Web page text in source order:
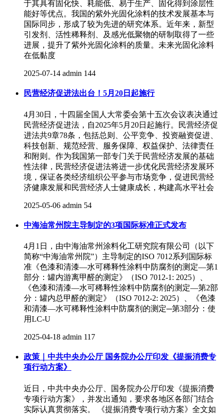
于其具有固化快、耗能低、易于生产、固化得到涂层性
能好等优点。我国的紫外光固化涂料的技术发展基本与
国际同步，形成了较为先进的研究体系。近年来，新型
引发剂、活性稀释剂、及感光低聚物的研制取得了一些
进展，提升了紫外光固化涂料的质量。未来光固化涂料
在低黏度
2025-07-14 admin 144
民营经济促进法出台！5月20日起施行
4月30日，十四届全国人大常委会第十五次会议表决通过
民营经济促进法，自2025年5月20日起施行。民营经济促
进法共9章78条，包括总则、公平竞争、投资融资促进、
科技创新、规范经营、服务保障、权益保护、法律责任
和附则。作为我国第一部专门关于民营经济发展的基础
性法律，民营经济促进法将进一步优化民营经济发展环
境，保证各类经济组织公平参与市场竞争，促进民营经
济健康发展和民营经济人士健康成长，构建高水平社会
2025-05-06 admin 54
中海油常州院主导制定的3项国际标准正式发布
4月1日，由中海油常州涂料化工研究院有限公司（以下
简称“中海油常州院”）主导制定的ISO 7012系列国际标
准《色漆和清漆—水可稀释性涂料中防腐剂的测定—第1
部分：罐内游离甲醛的测定》（ISO 7012-1: 2025）、
《色漆和清漆—水可稀释性涂料中防腐剂的测定—第2部
分：罐内总甲醛的测定》（ISO 7012-2: 2025）、《色漆
和清漆—水可稀释性涂料中防腐剂的测定─第3部分：使
用LC-U
2025-04-18 admin 117
政策｜中共中央办公厅 国务院办公厅印发《提振消费专
项行动方案》
近日，中共中央办公厅、国务院办公厅印发《提振消费
专项行动方案》，并发出通知，要求各地区各部门结合
实际认真贯彻落实。 《提振消费专项行动方案》全文如